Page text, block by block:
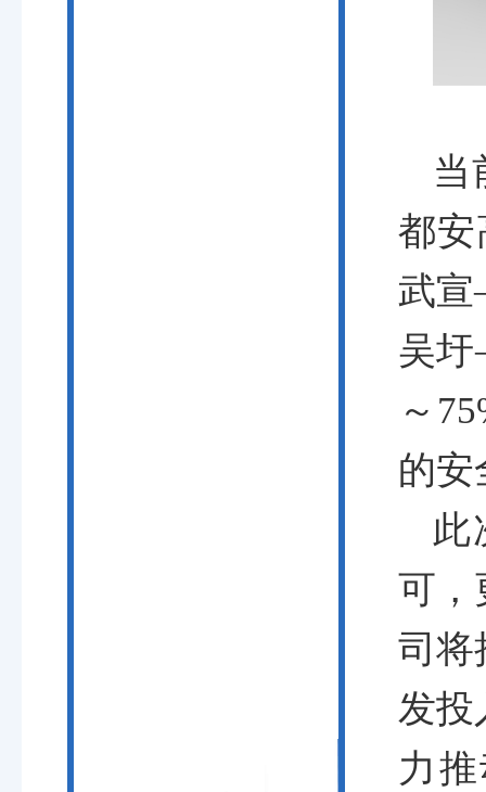
当
都安
武宣
吴
～
的安
此
可，
司将
发投
力